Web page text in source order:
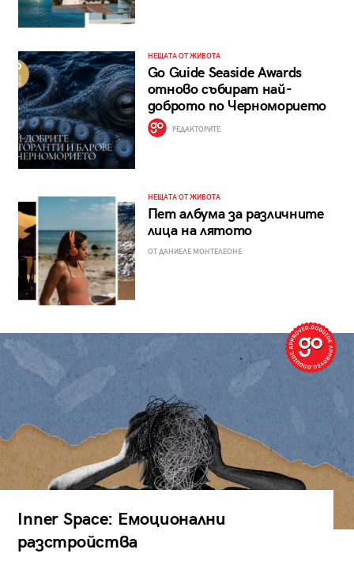
НЕЩАТА ОТ ЖИВОТА
Go Guide Seaside Awards
отново събират най-
доброто по Черноморието
РЕДАКТОРИТЕ
НЕЩАТА ОТ ЖИВОТА
Пет албума за различните
лица на лятото
ОТ ДАНИЕЛЕ МОНТЕЛЕОНЕ
Inner Space: Емоционални
разстройства